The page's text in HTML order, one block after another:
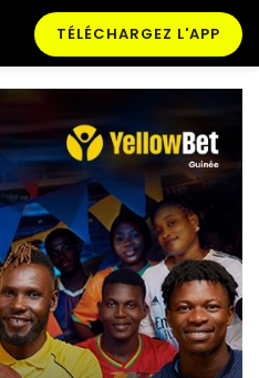
TÉLÉCHARGEZ L'APP